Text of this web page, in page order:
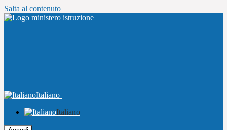
Salta al contenuto
Italiano
Italiano